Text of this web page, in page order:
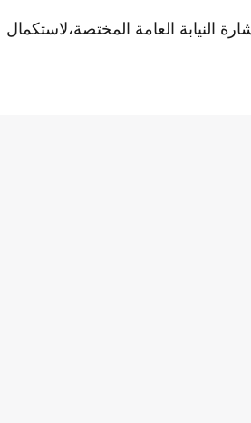
النيابة العامة المختصة،لاستكمال